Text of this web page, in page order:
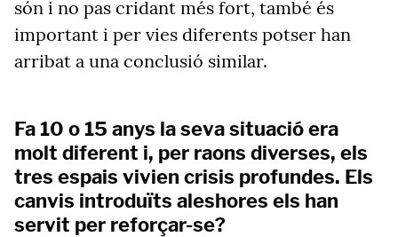
són i no pas cridant més fort, també és
important i per vies diferents potser han
arribat a una conclusió similar.
Fa 10 o 15 anys la seva situació era
molt diferent i, per raons diverses, els
tres espais vivien crisis profundes. Els
canvis introduïts aleshores els han
servit per reforçar-se?